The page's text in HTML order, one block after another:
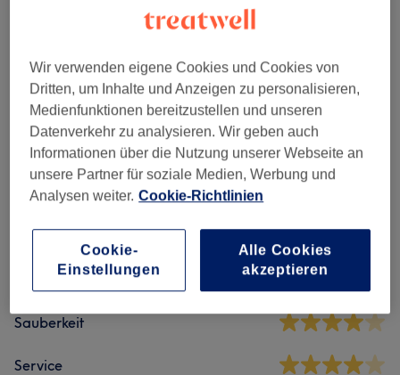
Maniküre & Pediküre ( 4)
Extra (1) 3 €
Salonbewertungen
4,4 25 Bewertungen
Ambiente
Sauberkeit
Service
Wir verwenden eigene Cookies und Cookies von
Dritten, um Inhalte und Anzeigen zu personalisieren,
Medienfunktionen bereitzustellen und unseren
Datenverkehr zu analysieren. Wir geben auch
Informationen über die Nutzung unserer Webseite an
unsere Partner für soziale Medien, Werbung und
Analysen weiter. Cookie-Richtlinien
Cookie-
Einstellungen
Alle Cookies
akzeptieren